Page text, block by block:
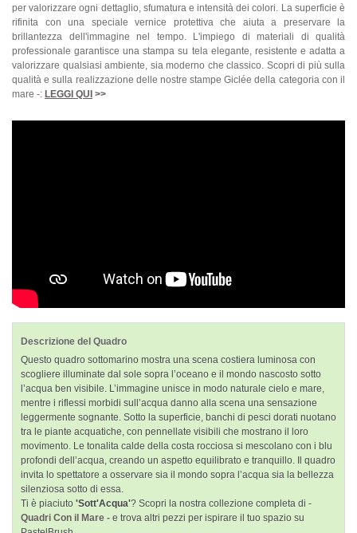
per valorizzare ogni dettaglio, sfumatura e intensità dei colori. La superficie è
rifinita con una speciale vernice protettiva che aiuta a preservare la
brillantezza dell'immagine nel tempo. L'impiego di materiali di qualità
professionale garantisce una stampa su tela elegante, resistente e adatta a
valorizzare qualsiasi ambiente, sia moderno che classico. Scopri di più sulla
qualità e sulla realizzazione delle nostre stampe Giclée della categoria con il
mare -: LEGGI QUI >>
Descrizione del Quadro
Questo quadro sottomarino mostra una scena costiera luminosa con
scogliere illuminate dal sole sopra l’oceano e il mondo nascosto sotto
l’acqua ben visibile. L’immagine unisce in modo naturale cielo e mare,
mentre i riflessi morbidi sull’acqua danno alla scena una sensazione
leggermente sognante. Sotto la superficie, banchi di pesci dorati nuotano
tra le piante acquatiche, con pennellate visibili che mostrano il loro
movimento. Le tonalita calde della costa rocciosa si mescolano con i blu
profondi dell’acqua, creando un aspetto equilibrato e tranquillo. Il quadro
invita lo spettatore a osservare sia il mondo sopra l’acqua sia la bellezza
silenziosa sotto di essa.
Ti è piaciuto 'Sott'Acqua'? Scopri la nostra collezione completa di -
Quadri Con il Mare - e trova altri pezzi per ispirare il tuo spazio su